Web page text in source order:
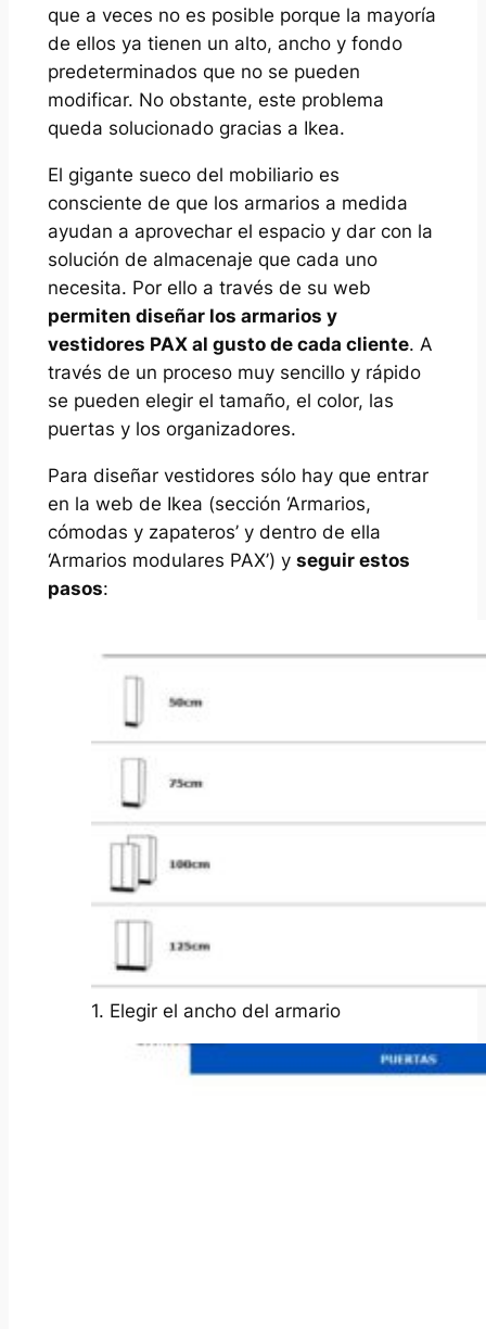
que a veces no es posible porque la mayoría
de ellos ya tienen un alto, ancho y fondo
predeterminados que no se pueden
modificar. No obstante, este problema
queda solucionado gracias a Ikea.
El gigante sueco del mobiliario es
consciente de que los armarios a medida
ayudan a aprovechar el espacio y dar con la
solución de almacenaje que cada uno
necesita. Por ello a través de su web
permiten diseñar los armarios y
vestidores PAX al gusto de cada cliente. A
través de un proceso muy sencillo y rápido
se pueden elegir el tamaño, el color, las
puertas y los organizadores.
Para diseñar vestidores sólo hay que entrar
en la web de Ikea (sección ‘Armarios,
cómodas y zapateros’ y dentro de ella
‘Armarios modulares PAX’) y seguir estos
pasos:
1. Elegir el ancho del armario